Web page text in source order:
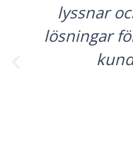
lyssnar
lösningar